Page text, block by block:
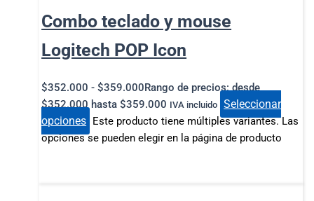
Combo teclado y mouse
Logitech POP Icon
$352.000 - $359.000Rango de precios: desde
$352.000 hasta $359.000 IVA incluido
Seleccionar
opciones Este producto tiene múltiples variantes. Las
opciones se pueden elegir en la página de producto